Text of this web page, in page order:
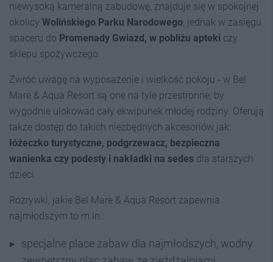
niewysoką kameralną zabudowę, znajduje się w spokojnej
okolicy Wolińskiego Parku Narodowego, jednak w zasięgu
spaceru do Promenady Gwiazd, w pobliżu apteki czy
sklepu spożywczego.
Zwróć uwagę na wyposażenie i wielkość pokoju - w Bel
Mare & Aqua Resort są one na tyle przestronne, by
wygodnie ulokować cały ekwipunek młodej rodziny. Oferują
także dostęp do takich niezbędnych akcesoriów jak:
łóżeczko turystyczne, podgrzewacz, bezpieczna
wanienka czy podesty i nakładki na sedes dla starszych
dzieci.
Rozrywki, jakie Bel Mare & Aqua Resort zapewnia
najmłodszym to m.in.:
specjalne place zabaw dla najmłodszych, wodny